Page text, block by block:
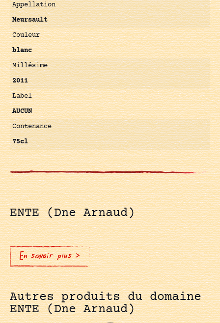
Appellation
Meursault
Couleur
blanc
Millésime
2011
Label
AUCUN
Contenance
75cl
ENTE (Dne Arnaud)
En savoir plus >
Autres produits du domaine
ENTE (Dne Arnaud)